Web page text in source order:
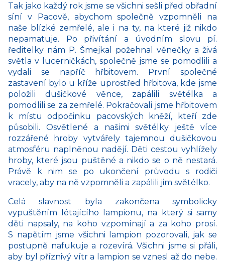
Tak jako každý rok jsme se všichni sešli před obřadní
síní v Pacově, abychom společně vzpomněli na
naše blízké zemřelé, ale i na ty, na které již nikdo
nepamatuje. Po přivítání a úvodním slovu pí.
ředitelky nám P. Šmejkal požehnal věnečky a živá
světla v lucerničkách, společně jsme se pomodlili a
vydali se napříč hřbitovem. První společné
zastavení bylo u kříže uprostřed hřbitova, kde jsme
položili dušičkové věnce, zapálili světélka a
pomodlili se za zemřelé. Pokračovali jsme hřbitovem
k místu odpočinku pacovských kněží, kteří zde
působili. Osvětlené a našimi světélky ještě více
rozzářené hroby vytvářely tajemnou dušičkovou
atmosféru naplněnou nadějí. Děti cestou vyhlížely
hroby, které jsou puštěné a nikdo se o ně nestará.
Právě k nim se po ukončení průvodu s rodiči
vracely, aby na ně vzpomněli a zapálili jim světélko.
Celá slavnost byla zakončena symbolicky
vypuštěním létajícího lampionu, na který si samy
děti napsaly, na koho vzpomínají a za koho prosí.
S napětím jsme všichni lampion pozorovali, jak se
postupně nafukuje a rozevírá. Všichni jsme si přáli,
aby byl příznivý vítr a lampion se vznesl až do nebe.